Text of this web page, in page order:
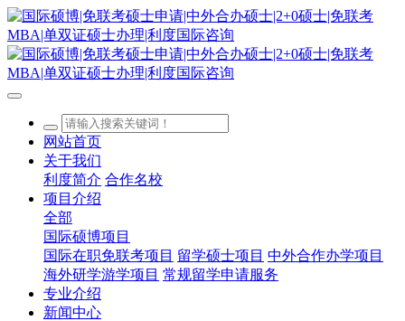
网站首页
关于我们
利度简介 合作名校
项目介绍
全部
国际硕博项目
国际在职免联考项目 留学硕士项目 中外合作办学项目
海外研学游学项目 常规留学申请服务
专业介绍
新闻中心